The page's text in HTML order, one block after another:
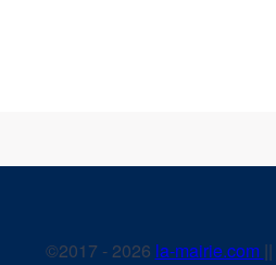
©2017 - 2026 la-mairie.com ||